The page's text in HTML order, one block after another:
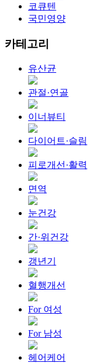
코큐텐
국민영양
카테고리
유산균
관절·연골
이너뷰티
다이어트·슬림
피로개선·활력
면역
눈건강
간·위건강
갱년기
혈행개선
For 여성
For 남성
헤어케어